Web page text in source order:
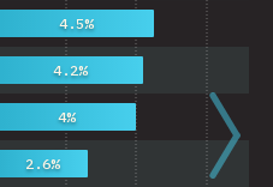
2.6%
4%
4.2%
4.5%